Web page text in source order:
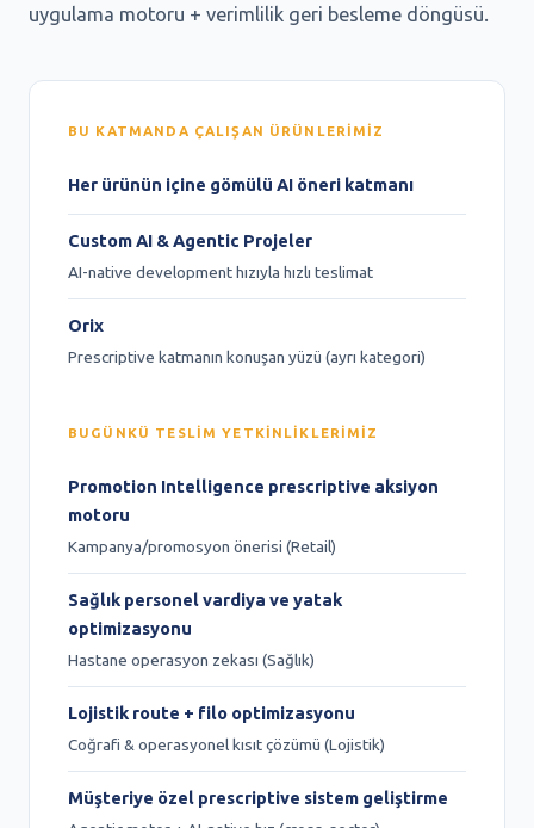
uygulama motoru + verimlilik geri besleme döngüsü.
BU KATMANDA ÇALIŞAN ÜRÜNLERIMIZ
Her ürünün içine gömülü AI öneri katmanı
Custom AI & Agentic Projeler
AI-native development hızıyla hızlı teslimat
Orix
Prescriptive katmanın konuşan yüzü (ayrı kategori)
BUGÜNKÜ TESLIM YETKINLIKLERIMIZ
Promotion Intelligence prescriptive aksiyon
motoru
Kampanya/promosyon önerisi (Retail)
Sağlık personel vardiya ve yatak
optimizasyonu
Hastane operasyon zekası (Sağlık)
Lojistik route + filo optimizasyonu
Coğrafi & operasyonel kısıt çözümü (Lojistik)
Müşteriye özel prescriptive sistem geliştirme